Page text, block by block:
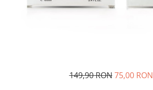
Intretinere Masina de Spalat Rufe
Bidoane si canistre
149,90 RON 75,00 RON